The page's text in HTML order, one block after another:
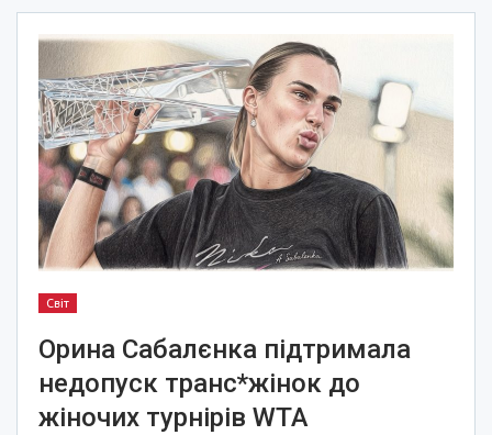
Світ
Орина Сабалєнка підтримала
недопуск транс*жінок до
жіночих турнірів WTA